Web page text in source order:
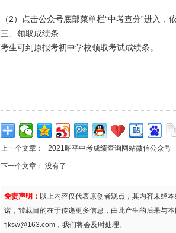
（2）点击公众号底部菜单栏“中考查分”进入
三、领取成绩条
考生可到原报考初中学校领取考试成绩条。
上一个文章： 2021昭平中考成绩查询网站微信公众号
下一个文章： 没有了
免责声明： 以上内容仅代表原创者观点，其内容未经
诺，转载目的在于传递更多信息，由此产生的后果与
fjksw@163.com，我们将会及时处理。